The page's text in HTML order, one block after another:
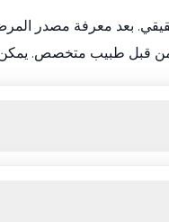
بعد معرفة مصدر
من قبل طبيب متخصص. يمكن
القلقون والمتوترون.